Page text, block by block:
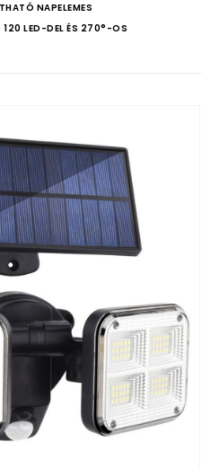
NAPELEMES
120 LED-DEL ÉS 270°-OS